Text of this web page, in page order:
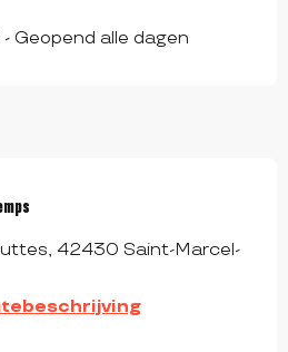
Geopend alle dagen
42430 Saint-Marcel-